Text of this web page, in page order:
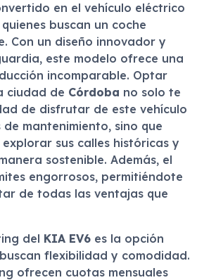
en el vehículo eléctrico
buscan un coche
Con un diseño innovador y
este modelo ofrece una
incomparable. Optar
ciudad de Córdoba no solo te
de disfrutar de este vehículo
mantenimiento, sino que
sus calles históricas y
sostenible. Además, el
engorrosos, permitiéndote
de todas las ventajas que
del KIA EV6 es la opción
flexibilidad y comodidad.
ofrecen cuotas mensuales